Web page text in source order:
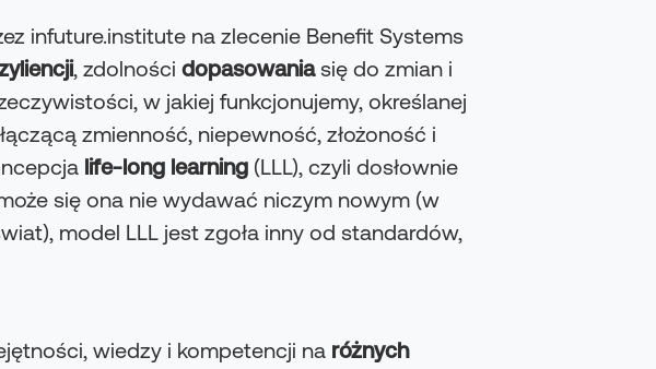
infuture.institute na zlecenie Benefit Systems
, zdolności dopasowaniasię do zmian i
w jakiej funkcjonujemy, określanej
zmienność, niepewność, złożoność i
life-long learning (LLL), czyli dosłownie
się ona nie wydawać niczym nowym (w
model LLL jest zgoła inny od standardów,
wiedzy i kompetencji na różnych